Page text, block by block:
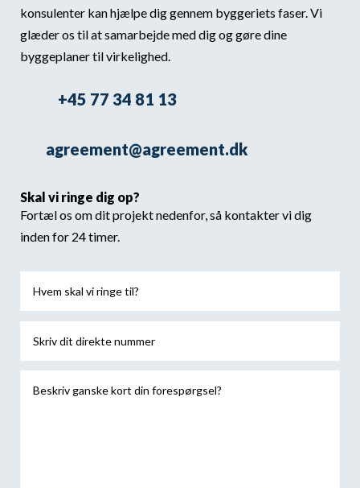
konsulenter kan hjælpe dig gennem byggeriets faser. Vi
glæder os til at samarbejde med dig og gøre dine
byggeplaner til virkelighed.
+45 77 34 81 13
agreement@agreement.dk
Skal vi ringe dig op?
Fortæl os om dit projekt nedenfor, så kontakter vi dig
inden for 24 timer.